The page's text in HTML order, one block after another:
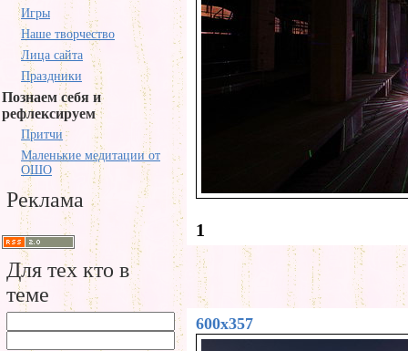
Игры
Наше творчество
Лица сайта
Праздники
Познаем себя и
рефлексируем
Притчи
Маленькие медитации от
ОШО
Реклама
Для тех кто в
теме
1
600x357